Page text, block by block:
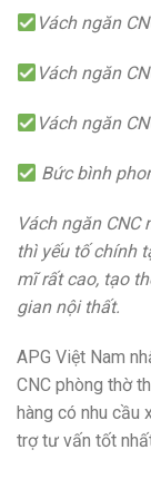
Vách ngăn
Vách ngăn
Vách ngăn
Bức bình
Vách ngăn
thì yếu tố chính
mĩ rất cao, tạo
gian nội thất.
APG Việt Nam
CNC phòng thờ
hàng có nhu
trợ tư vấn tốt